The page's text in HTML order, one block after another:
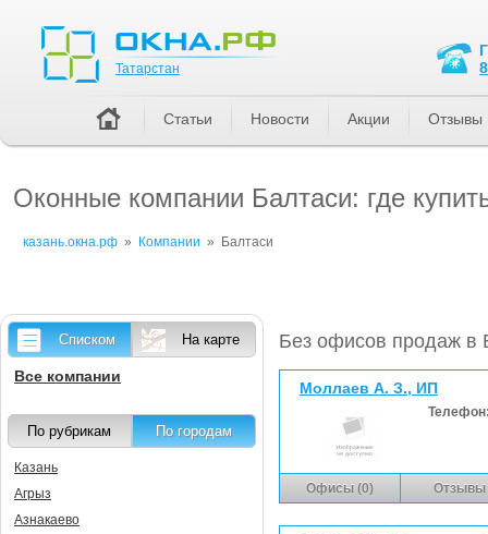
Оконные компании Балтаси: где
казань.окна.рф » Компании » Балтаси
Без офисов продаж в
Моллаев А. З., ИП
Офисы (0) Отзывы
Списком На карте
Все компании
По рубрикам По городам
Казань
Агрыз
Азнакаево
Татарстан
Статьи Новости Акции Отзывы